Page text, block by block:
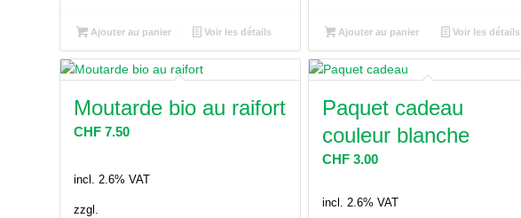
Ajouter au panier Voir les détails Ajouter au panier Voir les détails
Moutarde bio au raifort
CHF 7.50
incl. 2.6% VAT
zzgl.
Paquet cadeau
couleur blanche
CHF3.00
incl. 2.6% VAT